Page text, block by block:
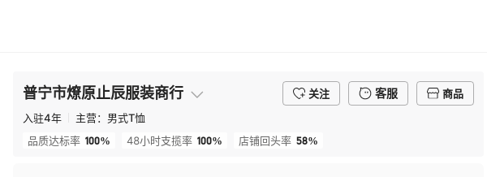
普宁市燎原止辰服装商行 关注 客服
商品
入驻4年 主营： 男式T恤
品质达标率 100% 48小时支揽率 100% 店铺回头率 58%